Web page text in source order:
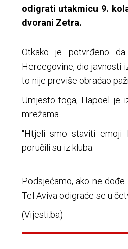
odigrati utakmicu 9.
dvorani Zetra.
Otkako je potvrđeno
Hercegovine, dio javnosti
to nije previše obraćao
Umjesto toga, Hapoel je
mrežama.
"Htjeli smo staviti emoji
poručili su iz kluba.
Podsjećamo, ako ne
Tel Aviva odigraće se u
(Vijesti.ba)